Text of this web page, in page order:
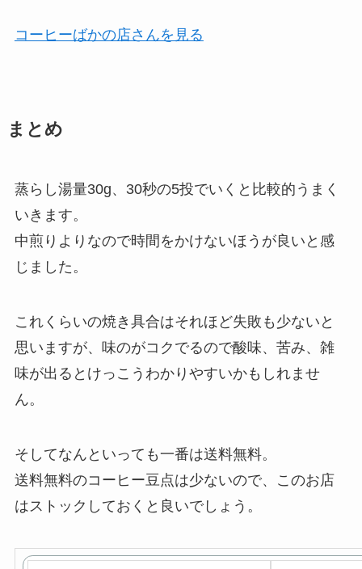
コーヒーばかの店さんを見る
まとめ
蒸らし湯量30g、30秒の5投でいくと比較的うまく
いきます。
中煎りよりなので時間をかけないほうが良いと感
じました。
これくらいの焼き具合はそれほど失敗も少ないと
思いますが、味のがコクでるので酸味、苦み、雑
味が出るとけっこうわかりやすいかもしれませ
ん。
そしてなんといっても一番は送料無料。
送料無料のコーヒー豆点は少ないので、このお店
はストックしておくと良いでしょう。